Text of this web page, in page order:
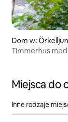
Dom w:
Timmerhus
Miejsca do
Inne rodzaje